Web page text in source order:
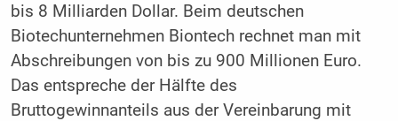
bis 8 Milliarden Dollar. Beim deutschen
Biotechunternehmen Biontech rechnet man mit
Abschreibungen von bis zu 900 Millionen Euro.
Das entspreche der Hälfte des
Bruttogewinnanteils aus der Vereinbarung mit